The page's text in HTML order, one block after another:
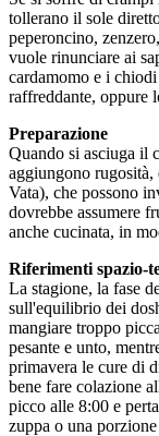
tollerano il sole
peperoncino,
vuole rinunciare ai
cardamomo e i
raffreddante, oppure
Preparazione
Quando si asciuga il
aggiungono rugosità,
Vata), che possono
dovrebbe assumere
anche cucinata, in
Riferimenti spazio-
La stagione, la fase
sull'equilibrio dei
mangiare troppo
pesante e unto,
primavera le cure di
bene fare colazione
picco alle 8:00 e
zuppa o una